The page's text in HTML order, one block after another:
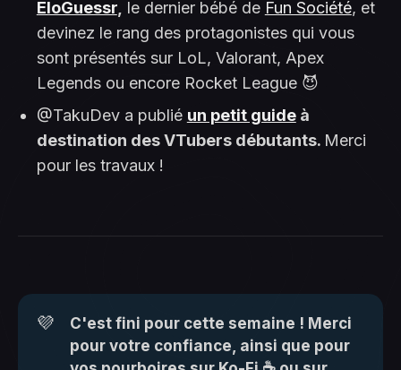
EloGuessr, le dernier bébé de Fun Société, et
devinez le rang des protagonistes qui vous
sont présentés sur LoL, Valorant, Apex
Legends ou encore Rocket League 😈
@TakuDev a publié un petit guideà
destination des VTubers débutants. Merci
pour les travaux !
💜
C'est fini pour cette semaine ! Merci
pour votre confiance, ainsi que pour